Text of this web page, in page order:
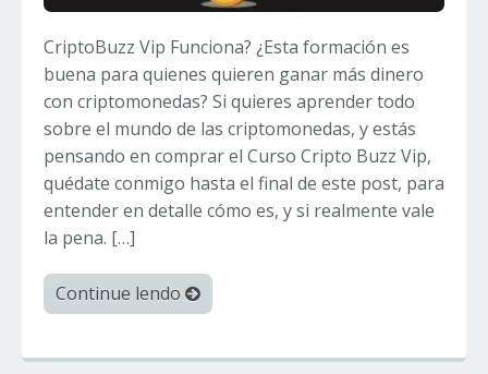
CriptoBuzz Vip Funciona? ¿Esta formación es
buena para quienes quieren ganar más dinero
con criptomonedas? Si quieres aprender todo
sobre el mundo de las criptomonedas, y estás
pensando en comprar el Curso Cripto Buzz Vip,
quédate conmigo hasta el final de este post, para
entender en detalle cómo es, y si realmente vale
la pena. […]
Continue lendo